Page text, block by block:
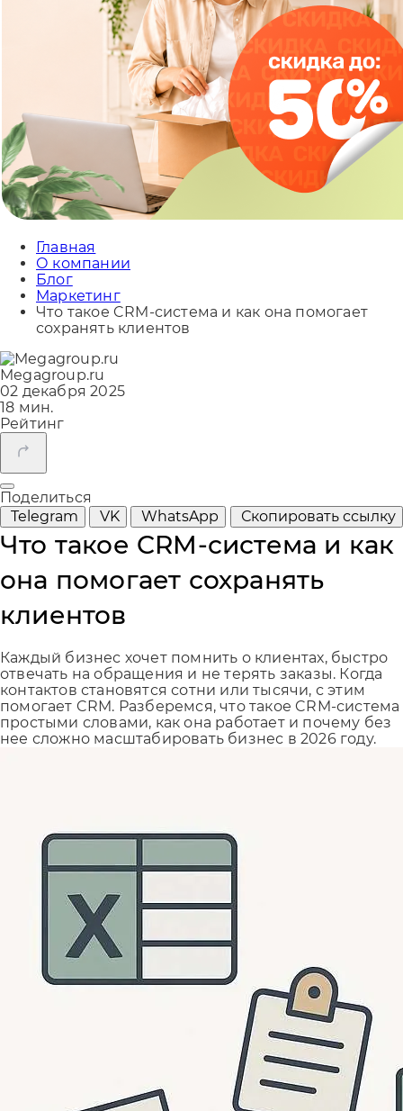
Главная
О компании
Блог
Маркетинг
Что такое CRM-система и как она помогает
сохранять клиентов
Megagroup.ru
02 декабря 2025
18 мин.
Рейтинг
Поделиться
Telegram
VK WhatsApp Скопировать ссылку
Что такое CRM-система и как
она помогает сохранять
клиентов
Каждый бизнес хочет помнить о клиентах, быстро
отвечать на обращения и не терять заказы. Когда
контактов становятся сотни или тысячи, с этим
помогает CRM. Разберемся, что такое CRM-система
простыми словами, как она работает и почему без
нее сложно масштабировать бизнес в 2026 году.